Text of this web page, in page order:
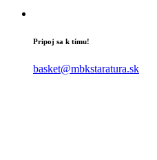
Pripoj sa k tímu!
basket@mbkstaratura.sk